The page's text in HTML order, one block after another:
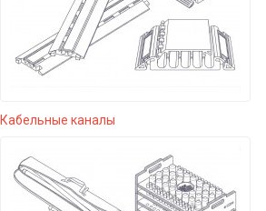
Кабельные каналы